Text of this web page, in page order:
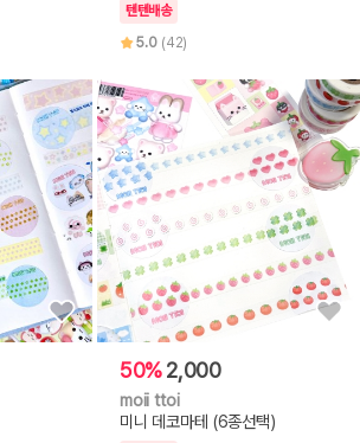
텐텐배송
5.0 (42)
50%2,000
moii ttoi
미니 데코마테 (6종선택)